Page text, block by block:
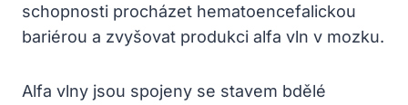
schopnosti procházet hematoencefalickou
bariérou a zvyšovat produkci alfa vln v mozku.
Alfa vlny jsou spojeny se stavem bdělé